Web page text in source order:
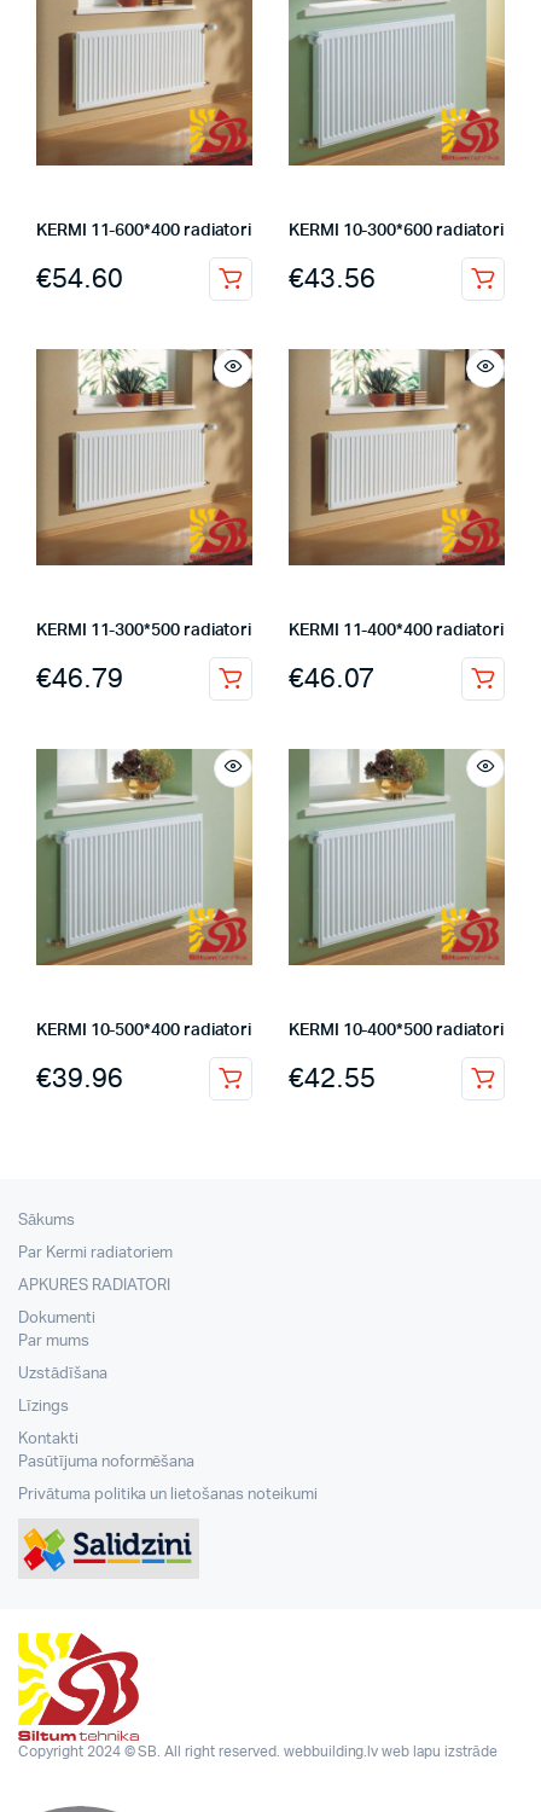
KERMI 11-600*400 radiatori
€54.60
KERMI 10-300*600 radiatori
€43.56
KERMI 11-300*500 radiatori
€46.79
KERMI 11-400*400 radiatori
€46.07
KERMI 10-500*400 radiatori
€39.96
KERMI 10-400*500 radiatori
€42.55
Sākums
Par Kermi radiatoriem
APKURES RADIATORI
Dokumenti
Par mums
Uzstādīšana
Līzings
Kontakti
Pasūtījuma noformēšana
Privātuma politika un lietošanas noteikumi
Copyright 2024 © SB. All right reserved. webbuilding.lvweb lapu izstrāde